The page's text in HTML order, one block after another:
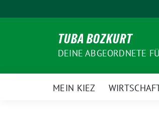
zum
TUBA BOZKURT
DEINE ABGEORDNETE
MEIN KIEZ